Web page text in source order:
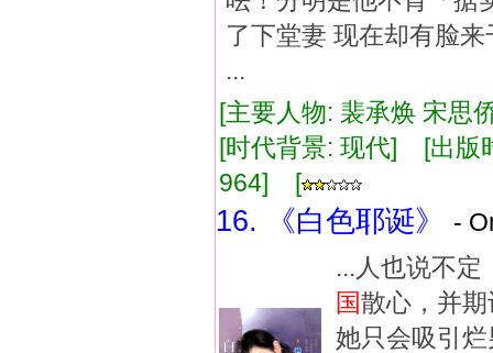
了下堂妻 现在却有脸
...
[主要人物: 裴承焕 宋
[时代背景: 现代] [出
964] [
16. 《白色耶诞》
-
...人也说不
国散心，并
她只会吸引